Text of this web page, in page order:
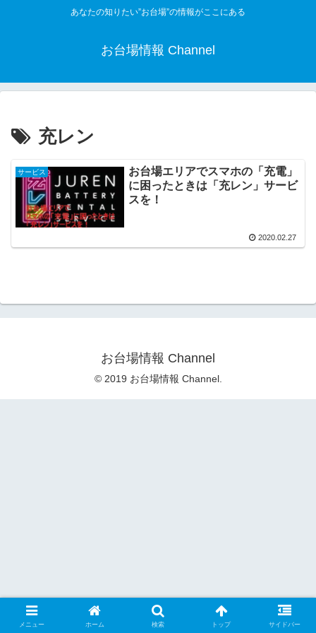
あなたの知りたい”お台場”の情報がここにある
お台場情報 Channel
充レン
サービス
お台場エリアでスマホの「充電」
に困ったときは「充レン」サービ
スを！
2020.02.27
お台場情報 Channel
© 2019 お台場情報 Channel.
メニュー ホーム 検索 トップ サイドバー